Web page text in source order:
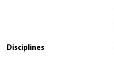
Disciplines